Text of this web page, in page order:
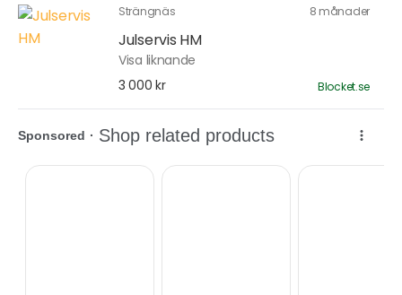
Strängnäs 8 månader
Julservis HM
Visa liknande
3 000 kr
Blocket.se